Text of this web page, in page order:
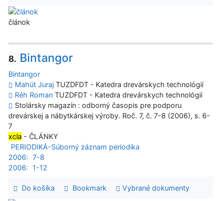
článok
8. Bintangor
Bintangor
Mahút Juraj TUZDFDT - Katedra drevárskych technológií
Réh Roman TUZDFDT - Katedra drevárskych technológií
Stolársky magazín : odborný časopis pre podporu
drevárskej a nábytkárskej výroby. Roč. 7, č. 7-8 (2006), s. 6-
7
xcla - ČLÁNKY
PERIODIKÁ-Súborný záznam periodika
2006: 7-8
2006:
1-12
Do košíka Bookmark Vybrané dokumenty